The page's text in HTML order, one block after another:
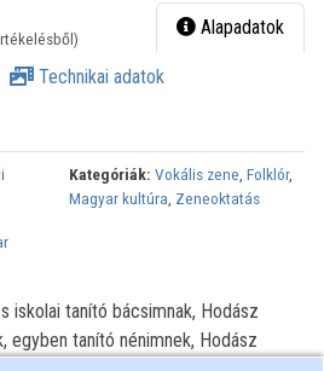
Alapadatok
Technikai adatok
Kategóriák: Vokális zene, Folklór,
Magyar kultúra, Zeneoktatás
iskolai tanító bácsimnak, Hodász
tanító nénimnek, Hodász